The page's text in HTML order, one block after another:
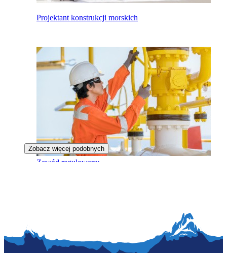
Projektant konstrukcji morskich
Zawód regulowany
Zobacz więcej podobnych